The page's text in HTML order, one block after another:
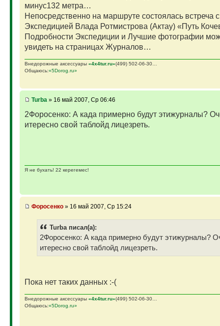
минус132 метра…
Непосредственно на маршруте состоялась встреча с
Экспедицией Влада Ротмистрова (Актау) «Путь
Подробности Экспедиции и Лучшие фотографии
увидеть на страницах Журналов…
Внедорожные аксессуары «4х4tur.ru»(499) 502-06-30…
Общаюсь:«5Dorog.ru»
Turba» 16 май 2007, Ср 06:46
2Форосенко: А када примерно будут этижурналы?
итересно свой таблойд лицезреть.
Я не бухать! 22 керегемес!
Фopoceнкo» 16 май 2007, Ср 15:24
Turba писал(а):
2Форосенко: А када примерно будут этижурналы?
итересно свой таблойд лицезреть.
Пока нет таких данных :-(
Внедорожные аксессуары «4х4tur.ru»(499) 502-06-30…
Общаюсь:«5Dorog.ru»